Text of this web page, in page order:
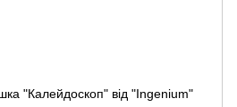
"Калейдоскоп" від "Ingenium"